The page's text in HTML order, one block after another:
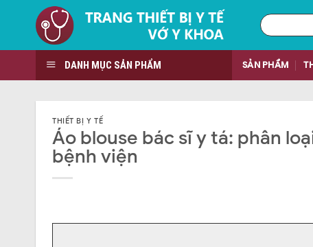
Tìm
kiếm:
DANH MỤC SẢN PHẨM SẢN PHẨM
THIẾT BỊ Y TẾ
Áo blouse bác sĩ y tá: phân
bệnh viện